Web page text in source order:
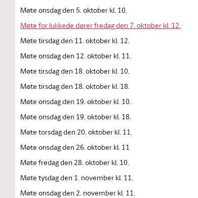
Møte onsdag den 5. oktober kl. 10.
Møte for lukkede dører fredag den 7. oktober kl. 12.
Møte tirsdag den 11. oktober kl. 12.
Møte onsdag den 12. oktober kl. 11.
Møte tirsdag den 18. oktober kl. 10.
Møte tirsdag den 18. oktober kl. 18.
Møte onsdag den 19. oktober kl. 10.
Møte onsdag den 19. oktober kl. 18.
Møte torsdag den 20. oktober kl. 11.
Møte onsdag den 26. oktober kl. 11
Møte fredag den 28. oktober kl. 10.
Møte tysdag den 1. november kl. 11.
Møte onsdag den 2. november kl. 11.